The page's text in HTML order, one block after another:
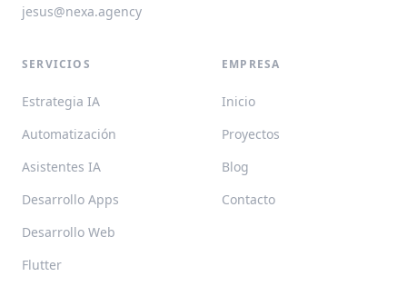
jesus@nexa.agency
SERVICIOS
Estrategia IA
Automatización
Asistentes IA
Desarrollo Apps
Desarrollo Web
Flutter
EMPRESA
Inicio
Proyectos
Blog
Contacto